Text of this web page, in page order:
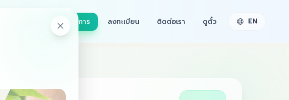
กำหนดการ ลงทะเบียน ติดต่อเรา ดูตั๋ว EN